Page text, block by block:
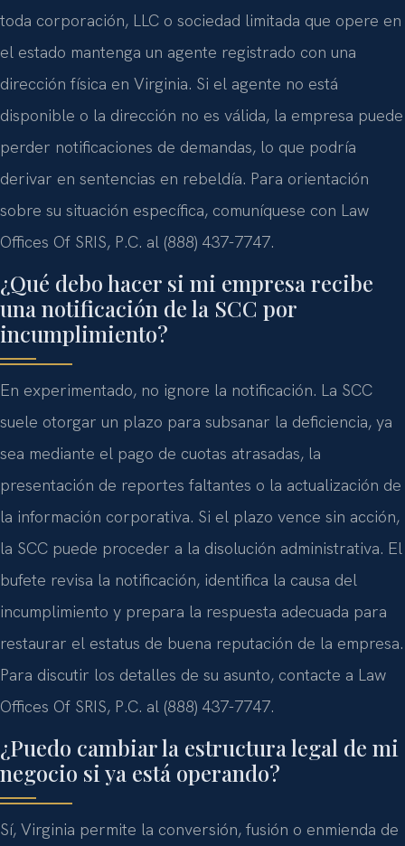
toda corporación, LLC o sociedad limitada que opere en
el estado mantenga un agente registrado con una
dirección física en Virginia. Si el agente no está
disponible o la dirección no es válida, la empresa puede
perder notificaciones de demandas, lo que podría
derivar en sentencias en rebeldía. Para orientación
sobre su situación específica, comuníquese con Law
Offices Of SRIS, P.C. al (888) 437-7747.
¿Qué debo hacer si mi empresa recibe
una notificación de la SCC por
incumplimiento?
En experimentado, no ignore la notificación. La SCC
suele otorgar un plazo para subsanar la deficiencia, ya
sea mediante el pago de cuotas atrasadas, la
presentación de reportes faltantes o la actualización de
la información corporativa. Si el plazo vence sin acción,
la SCC puede proceder a la disolución administrativa. El
bufete revisa la notificación, identifica la causa del
incumplimiento y prepara la respuesta adecuada para
restaurar el estatus de buena reputación de la empresa.
Para discutir los detalles de su asunto, contacte a Law
Offices Of SRIS, P.C. al (888) 437-7747.
¿Puedo cambiar la estructura legal de mi
negocio si ya está operando?
Sí, Virginia permite la conversión, fusión o enmienda de